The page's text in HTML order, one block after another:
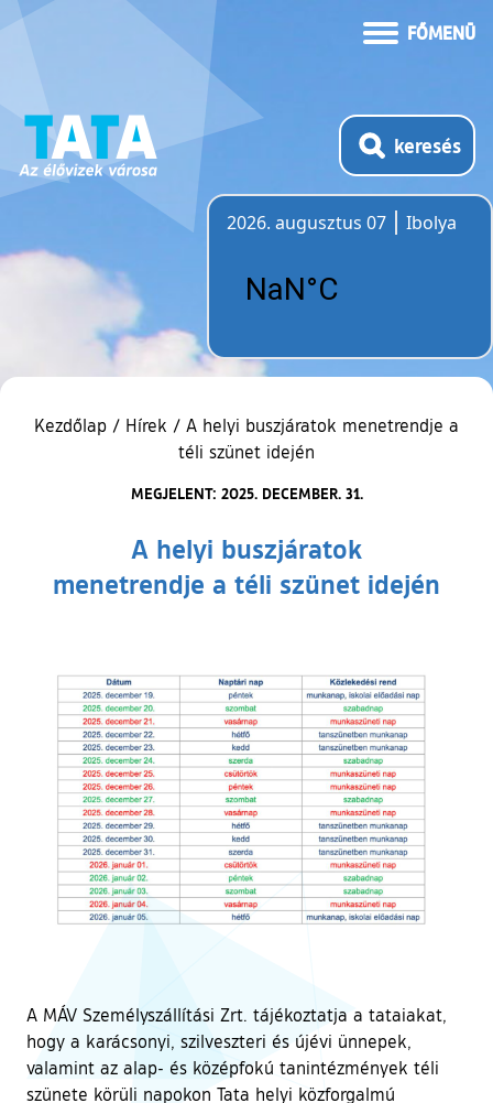
FŐMENÜ
keresés
2026. augusztus 07
Ibolya
Kezdőlap / Hírek / A helyi buszjáratok menetrendje a
téli szünet idején
MEGJELENT: 2025. DECEMBER. 31.
A helyi buszjáratok
menetrendje a téli szünet idején
A MÁV Személyszállítási Zrt. tájékoztatja a tataiakat,
hogy a karácsonyi, szilveszteri és újévi ünnepek,
valamint az alap- és középfokú tanintézmények téli
szünete körüli napokon Tata helyi közforgalmú